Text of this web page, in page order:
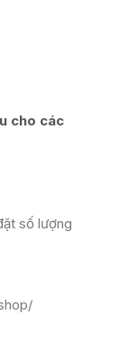
cho các
số lượng